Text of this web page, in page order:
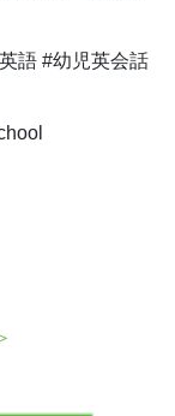
語 #幼児英会話